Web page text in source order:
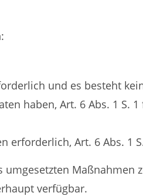
und es besteht
haben, Art. 6 Abs. 1 S. 1
Art. 6 Abs. 1
umgesetzten Maßnahmen
verfügbar.